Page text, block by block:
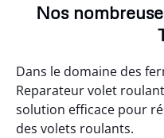
Nos
Dans le domaine des
Reparateur volet
solution efficace pour
des volets roulants.